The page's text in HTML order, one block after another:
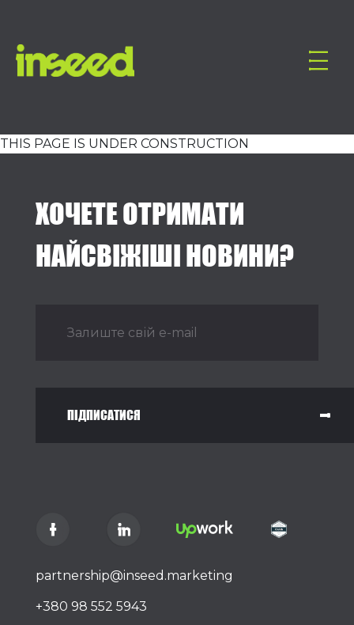
THIS PAGE IS UNDER CONSTRUCTION
ХОЧЕТЕ ОТРИМАТИ
НАЙСВІЖІШІ НОВИНИ?
ПІДПИСАТИСЯ
partnership@inseed.marketing
+380 98 552 5943